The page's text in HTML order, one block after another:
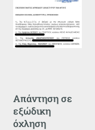
Απάντηση σε
εξώδικη
όχληση